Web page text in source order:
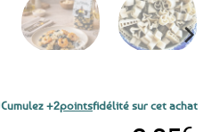
Cumulez +2pointsfidélité sur cet achat